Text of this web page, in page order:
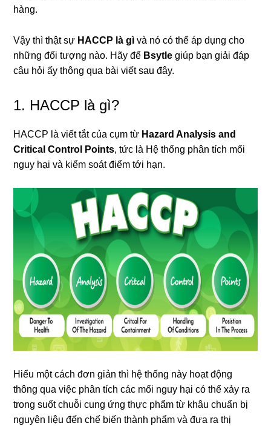
hàng.
Vậy thì thật sự HACCP là gìvà nó có thể áp dụng cho
những đối tượng nào. Hãy để Bsytlegiúp bạn giải đáp
câu hỏi ấy thông qua bài viết sau đây.
1. HACCP là gì?
HACCP là viết tắt của cụm từ Hazard Analysis and
Critical Control Points, tức là Hệ thống phân tích mối
nguy hại và kiểm soát điểm tới hạn.
Hiểu một cách đơn giản thì hệ thống này hoạt động
thông qua việc phân tích các mối nguy hại có thể xảy ra
trong suốt chuỗi cung ứng thực phẩm từ khâu chuẩn bị
nguyên liệu đến chế biến thành phẩm và đưa ra thị